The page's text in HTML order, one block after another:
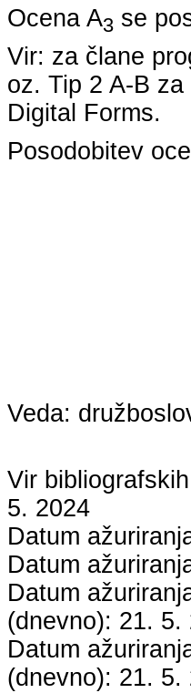
Ocena A3 se
Vir: za člane
oz. Tip 2 A-B za
Digital Forms.
Posodobitev
Veda:
Vir
5. 2024
Datum
Datum
Datum
(dnevno): 21. 5.
Datum
(dnevno): 21. 5.